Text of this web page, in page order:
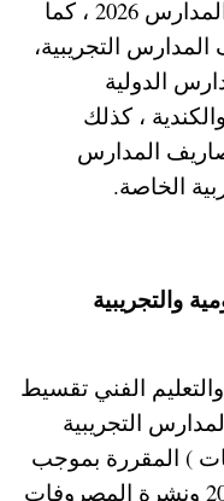
الزيادات الجديدة في مصروفات المدارس 2026 ، كما
التجريبية،
الدولية
، كذلك
المدارس
الخاصة.
والتجريبية
الفني تقسيط
التجريبية
) المقررة بموجب
القرار الوزاري رقم 285 لسنة 2014 ونشرة المصروفات